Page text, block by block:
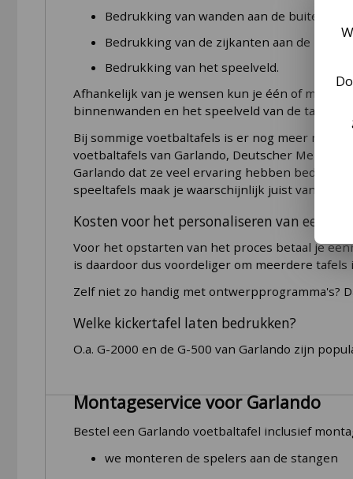
Speeltafel geschikt voor
Speeltafel inklapbaar
Muntsysteem
Verstelbaarheid poten
Speeltafel verrijdbaar
Geschikt voor professioneel gebruik
Doelgroep
Kleur speeltafel
Bevesting poppen
Type lagers stangen
Balinworp
Type keeper
Doelgroep tafel
Hoe ver tilt de bezorger de tafel?
We tillen de voetbaltafel naar een door jou
gewenste verdieping te brengen. Veel
Afmetingen en verpakking van het pakket
De ongemonteerde voetbaltafel is zo groot
rondom. In de holle ruimte aan de onderkant
Garlando verpakt de speeltafels erg stevig. En
Montage Garlando tafels
Een Garlando tafel isaltijd gedeeltelijk
niet in de fabriek omdat de voetbaltafel
verbogen speelstang. Deze onderdelen
scoretellers aan beide zijden
de 4 poten onder het kabinet
en het plaatsen van alle stangen met
Montageservice voor Garlando
Bestel een Garlando voetbaltafel inclusief
we monteren de spelers aan de stangen
Bedrukking van wanden aan de
Bedrukking van de zijkanten aan de
Bedrukking van het speelveld.
Afhankelijk van je wensen kun je één of
binnenwanden en het speelveld van de
Bij sommige voetbaltafels is er nog meer
voetbaltafels van Garlando, Deutscher Meister en
Garlando dat ze veel ervaring hebben
speeltafels maak je waarschijnlijk juist vanwege
Kosten voor het personaliseren van een
Voor het opstarten van het proces betaal je
is daardoor dus voordeliger om meerdere
Zelf niet zo handig met ontwerpprogramma's?
Welke kickertafel laten bedrukken?
O.a. G-2000 en de G-500 van Garlando zijn